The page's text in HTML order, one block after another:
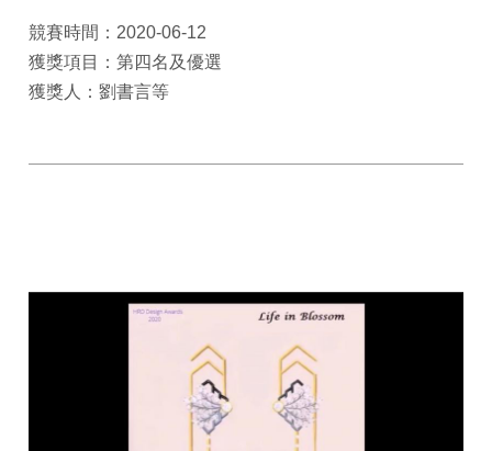
競賽時間：2020-06-12
獲獎項目：第四名及優選
獲獎人：劉書言等